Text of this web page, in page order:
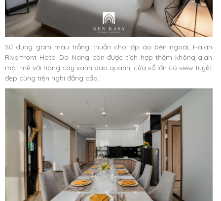
Sử dụng gam màu trắng thuần cho lớp áo bên ngoài, Haian
Riverfront Hotel Da Nang còn được tích hợp thêm không gian
mát mẻ với hàng cây xanh bao quanh, cửa sổ lớn có view tuyệt
đẹp cùng tiện nghi đẳng cấp.